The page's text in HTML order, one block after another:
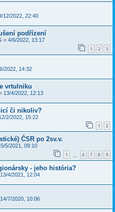
12/2022, 22:40
podřízení
« 4/6/2022, 13:17
1 2 3
2022, 14:32
vrtulniku
13/4/2022, 12:13
či nikoliv?
2/2022, 15:22
1 2
ČSR po 2sv.v.
5/5/2021, 09:10
1 6 7 8 9
- jeho história?
13/4/2021, 12:04
14/7/2020, 10:06